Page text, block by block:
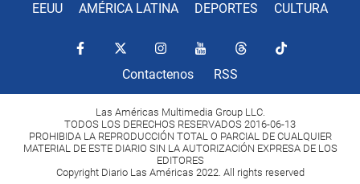
EEUU AMÉRICA LATINA DEPORTES CULTURA
Contactenos RSS
Las Américas Multimedia Group LLC.
TODOS LOS DERECHOS RESERVADOS 2016-06-13
PROHIBIDA LA REPRODUCCIÓN TOTAL O PARCIAL DE CUALQUIER
MATERIAL DE ESTE DIARIO SIN LA AUTORIZACIÓN EXPRESA DE LOS
EDITORES
Copyright Diario Las Américas 2022. All rights reserved